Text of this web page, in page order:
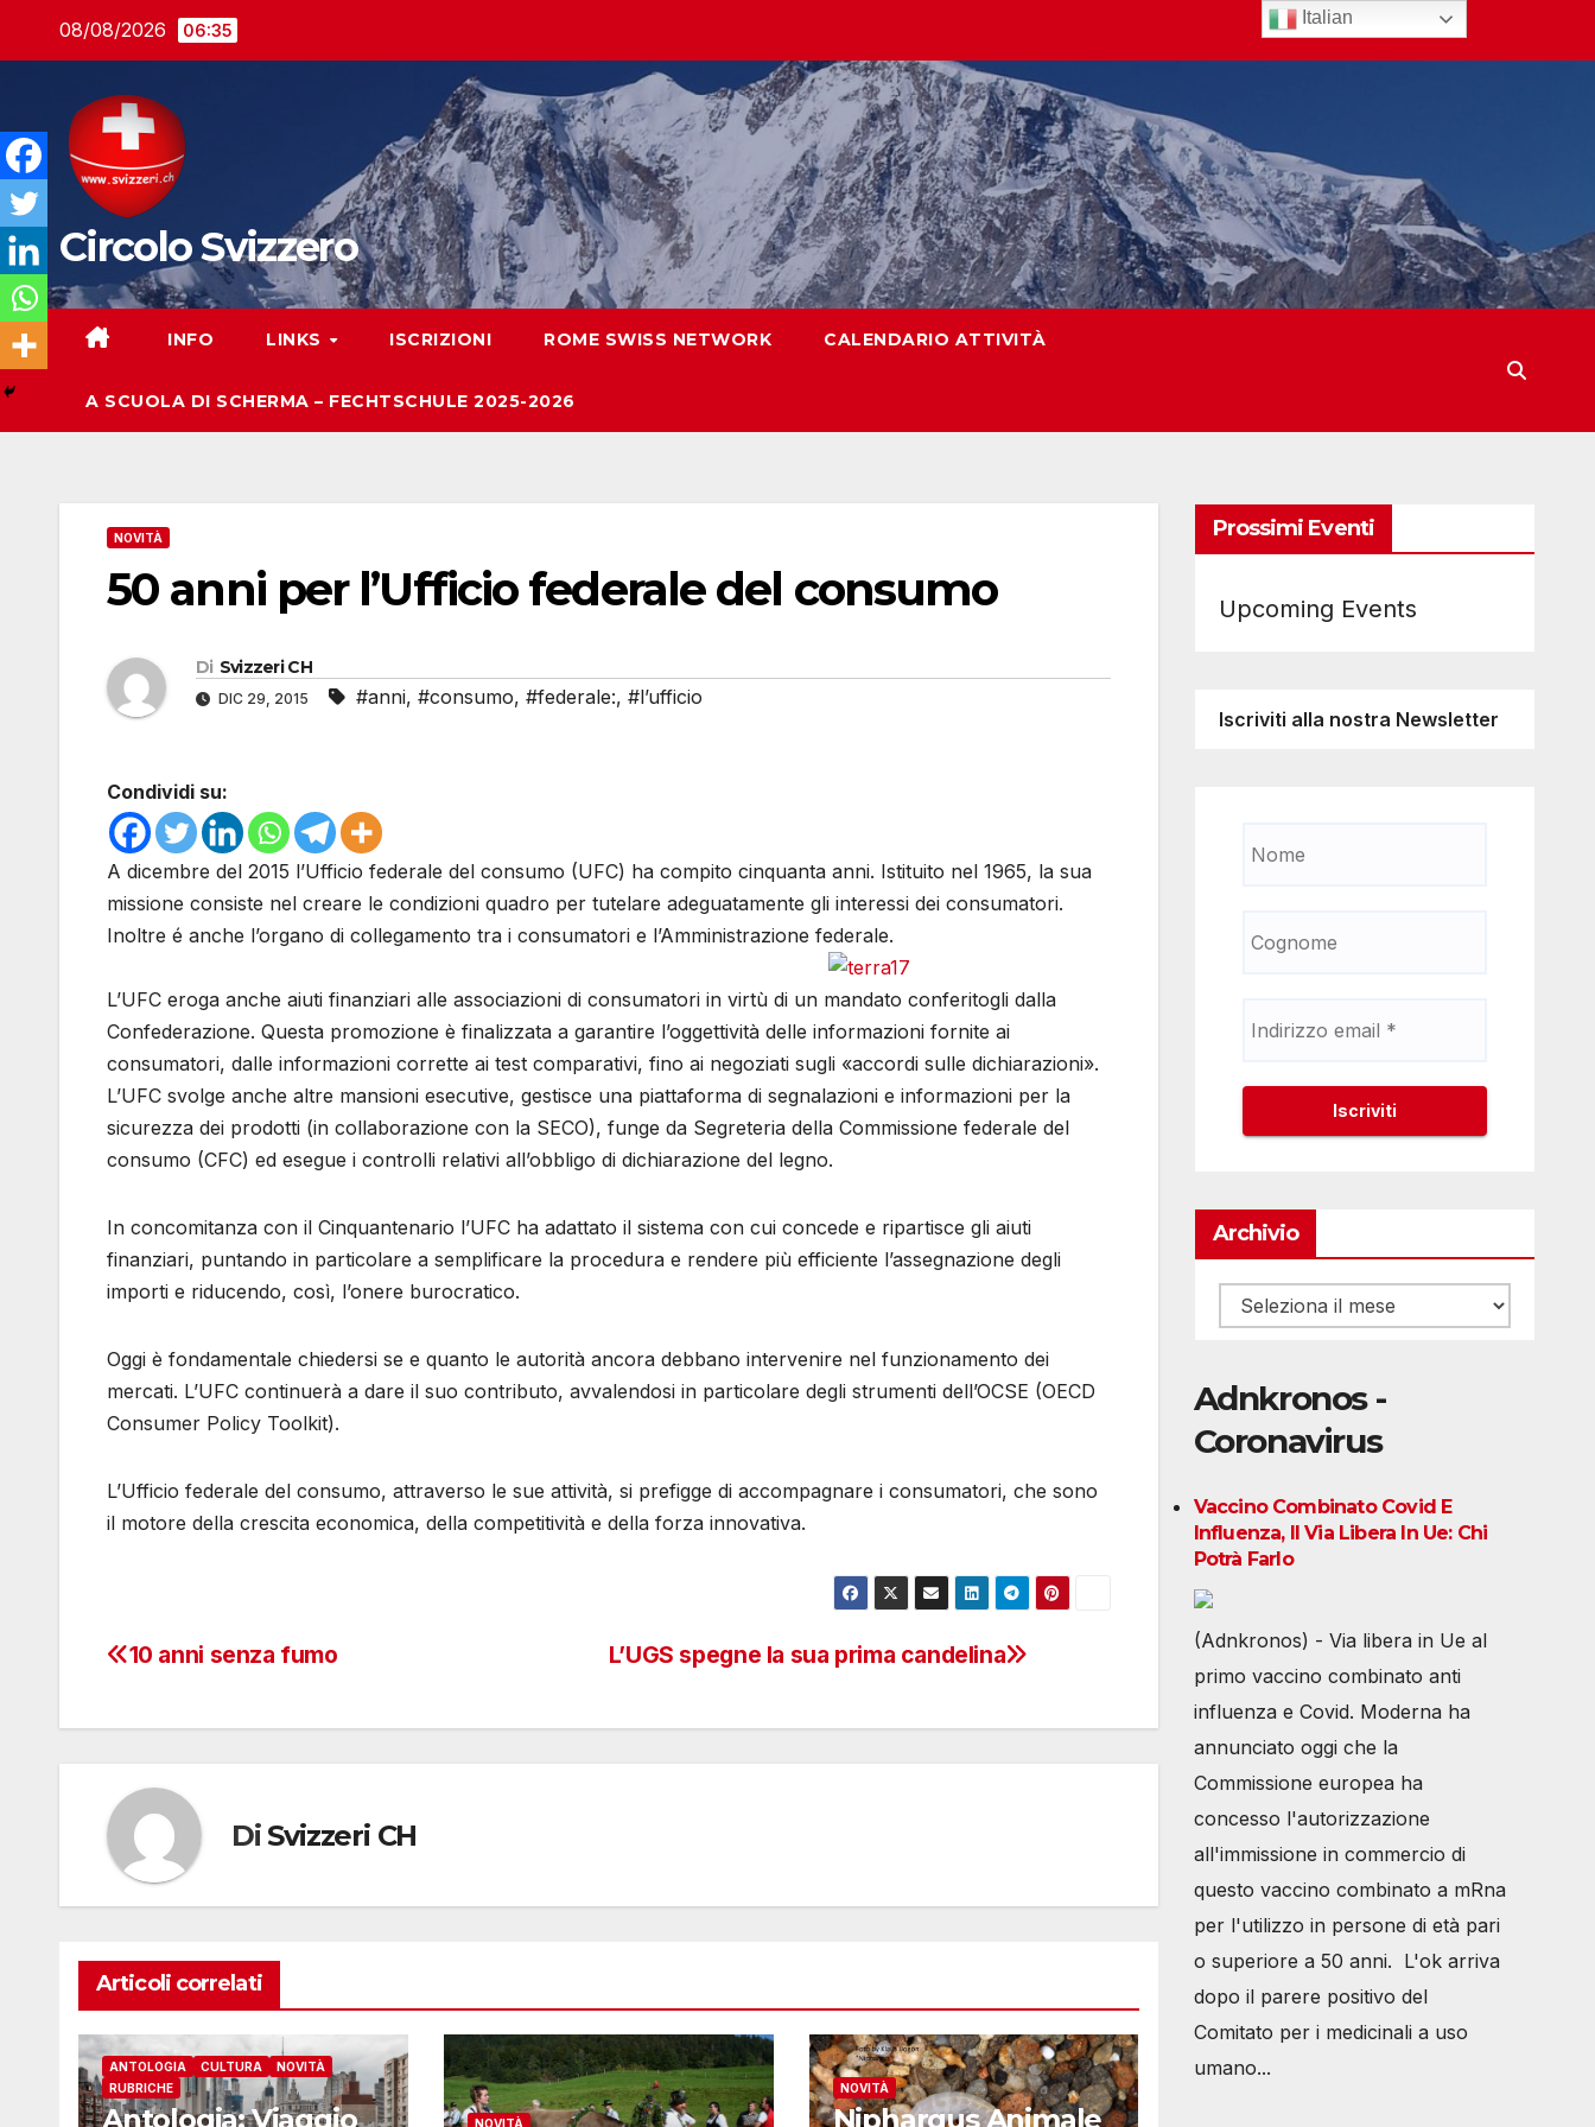
08/08/2026 06:35
Circolo Svizzero
INFO LINKS ISCRIZIONI ROME SWISS NETWORK CALENDARIO ATTIVITÀ
A SCUOLA DI SCHERMA – FECHTSCHULE 2025-2026
NOVITÀ
50 anni per l’Ufficio federale del consumo
Di Svizzeri CH
DIC 29, 2015 #anni, #consumo, #federale:, #l’ufficio
Condividi su:
A dicembre del 2015 l’Ufficio federale del consumo (UFC) ha compito cinquanta anni. Istituito nel 1965, la sua
missione consiste nel creare le condizioni quadro per tutelare adeguatamente gli interessi dei consumatori.
Inoltre é anche l’organo di collegamento tra i consumatori e l’Amministrazione federale.
L’UFC eroga anche aiuti finanziari alle associazioni di consumatori in virtù di un mandato conferitogli dalla
Confederazione. Questa promozione è finalizzata a garantire l’oggettività delle informazioni fornite ai
consumatori, dalle informazioni corrette ai test comparativi, fino ai negoziati sugli «accordi sulle dichiarazioni».
L’UFC svolge anche altre mansioni esecutive, gestisce una piattaforma di segnalazioni e informazioni per la
sicurezza dei prodotti (in collaborazione con la SECO), funge da Segreteria della Commissione federale del
consumo (CFC) ed esegue i controlli relativi all’obbligo di dichiarazione del legno.
In concomitanza con il Cinquantenario l’UFC ha adattato il sistema con cui concede e ripartisce gli aiuti
finanziari, puntando in particolare a semplificare la procedura e rendere più efficiente l’assegnazione degli
importi e riducendo, così, l’onere burocratico.
Oggi è fondamentale chiedersi se e quanto le autorità ancora debbano intervenire nel funzionamento dei
mercati. L’UFC continuerà a dare il suo contributo, avvalendosi in particolare degli strumenti dell’OCSE (OECD
Consumer Policy Toolkit).
L’Ufficio federale del consumo, attraverso le sue attività, si prefigge di accompagnare i consumatori, che sono
il motore della crescita economica, della competitività e della forza innovativa.
Navigazione
L’UGS spegne la sua prima candelina
10 anni senza fumo
Di Svizzeri CH
Articoli correlati
ANTOLOGIA CULTURA
NOVITÀ
RUBRICHE
Antologia: Viaggio
NOVITÀ
NOVITÀ
Niphargus Animale
Prossimi Eventi
Upcoming Events
Iscriviti alla nostra Newsletter
Archivio
Archivio
Adnkronos -
Coronavirus
Vaccino Combinato Covid E
Influenza, Il Via Libera In Ue: Chi
Potrà Farlo
(Adnkronos) - Via libera in Ue al
primo vaccino combinato anti
influenza e Covid. Moderna ha
annunciato oggi che la
Commissione europea ha
concesso l'autorizzazione
all'immissione in commercio di
questo vaccino combinato a mRna
per l'utilizzo in persone di età pari
o superiore a 50 anni. L'ok arriva
dopo il parere positivo del
Comitato per i medicinali a uso
umano...
Italian